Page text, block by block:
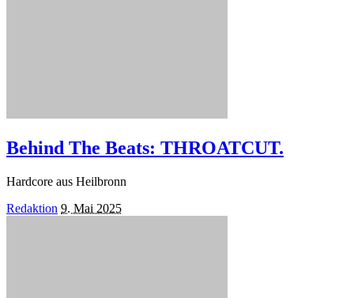
Behind The Beats: THROATCUT.
Hardcore aus Heilbronn
Posted
Redaktion 9. Mai 2025